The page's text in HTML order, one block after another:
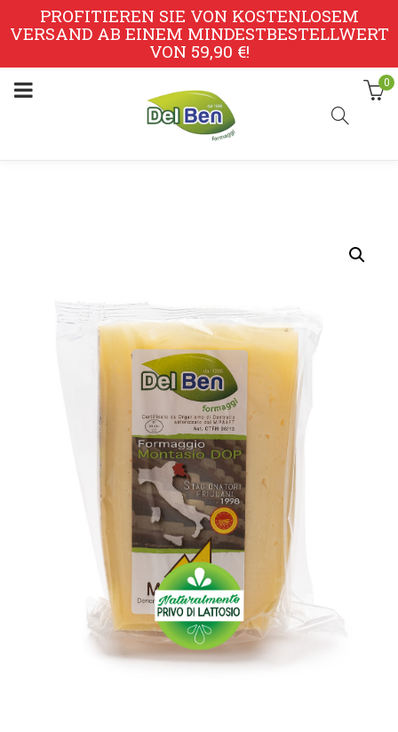
PROFITIEREN SIE VON KOSTENLOSEM
VERSAND AB EINEM MINDESTBESTELLWERT
VON 59,90 €!
0